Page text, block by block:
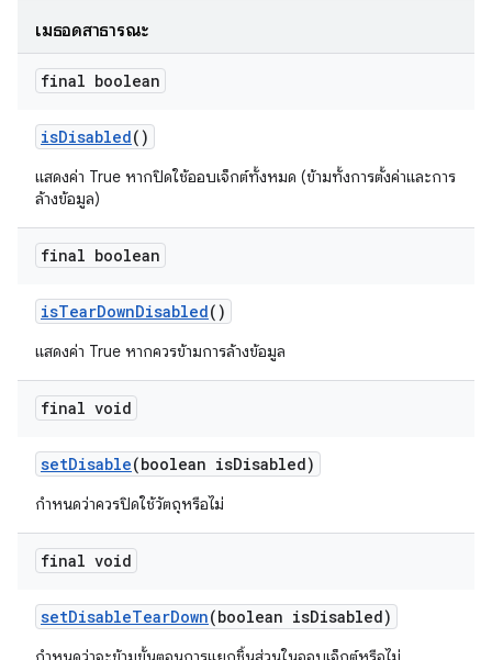
เมธอดสาธารณะ
final boolean
isDisabled()
แสดงค่า True หากปิดใช้ออบเจ็กต์ทั้งหมด (ข้ามทั้งการตั้งค่าและการ
ล้างข้อมูล)
final boolean
isTearDownDisabled()
แสดงค่า True หากควรข้ามการล้างข้อมูล
final void
setDisable(boolean isDisabled)
กำหนดว่าควรปิดใช้วัตถุหรือไม่
final void
setDisableTearDown(boolean isDisabled)